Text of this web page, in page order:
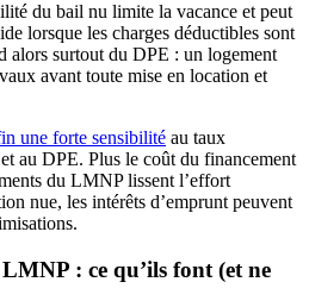
du bail nu limite la vacance et peut
lorsque les charges déductibles sont
alors surtout du DPE : un logement
avant toute mise en location et
une forte sensibilité au taux
au DPE. Plus le coût du financement
du LMNP lissent l’effort
nue, les intérêts d’emprunt peuvent
: ce qu’ils font (et ne